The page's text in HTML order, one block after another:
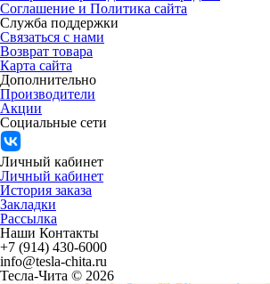
Соглашение и Политика сайта
Служба поддержки
Связаться с нами
Возврат товара
Карта сайта
Дополнительно
Производители
Акции
Социальные сети
Личный кабинет
Личный кабинет
История заказа
Закладки
Рассылка
Наши Контакты
+7 (914) 430-6000
info@tesla-chita.ru
Тесла-Чита © 2026